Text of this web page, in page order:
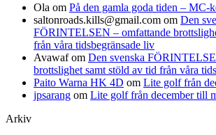
Ola om På den gamla goda tiden – MC-
saltonroads.kills@gmail.com om Den
FÖRINTELSEN – omfattande
från våra tidsbegränsade liv
Avawafom Den svenska
brottslighet samt stöld av tid från våra
Paito Warna HK 4D om Lite golf från
jpsarang om Lite golf från december till
Arkiv